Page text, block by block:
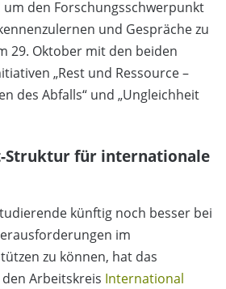
den Forschungsschwerpunkt
und Gespräche zu
29. Oktober mit den beiden
„Rest und Ressource –
des Abfalls“ und „Ungleichheit
Struktur für internationale
künftig noch besser bei
im
zu können, hat das
Arbeitskreis International